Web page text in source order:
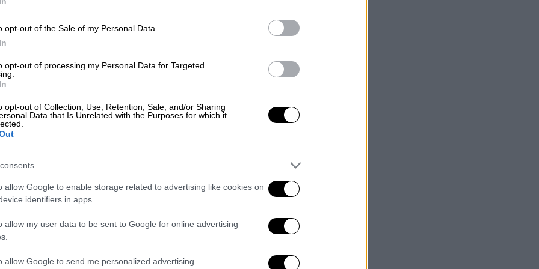
opt-out of the Sale of my Personal Data.
opt-out of processing my Personal Data for Targeted
opt-out of Collection, Use, Retention, Sale, and/or Sharing
Data that Is Unrelated with the Purposes for which it
allow Google to enable storage related to advertising like cookies on
identifiers in apps.
allow my user data to be sent to Google for online advertising
allow Google to send me personalized advertising.
των γυρισμάτων για τη
ρόλο του στον Τιτανικό,αναλαμβάνει
στην ταινία «Waltzing with
φως το PEOPLE δίνει μία γεύση από τον
και κατά τη δημιουργία του
αλυσίδα νησιών στην Ταϊτή.
Μπιλ Φίσμαν (Bill Fishman), βασίζεται
Μπέρναρντ Τζατζ (Bernard